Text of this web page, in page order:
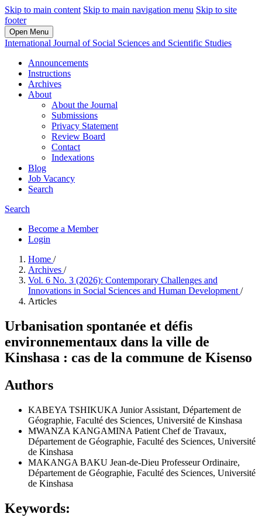
Skip to main content Skip to main navigation menu Skip to site
footer
Open Menu
International Journal of Social Sciences and Scientific Studies
Announcements
Instructions
Archives
About
About the Journal
Submissions
Privacy Statement
Review Board
Contact
Indexations
Blog
Job Vacancy
Search
Search
Become a Member
Login
Home /
Archives /
Vol. 6 No. 3 (2026): Contemporary Challenges and
Innovations in Social Sciences and Human Development /
Articles
Urbanisation spontanée et défis
environnementaux dans la ville de
Kinshasa : cas de la commune de Kisenso
Authors
KABEYA TSHIKUKA JuniorAssistant, Département de
Géographie, Faculté des Sciences, Université de Kinshasa
MWANZA KANGAMINA Patient Chef de Travaux,
Département de Géographie, Faculté des Sciences, Université
de Kinshasa
MAKANGA BAKU Jean-de-Dieu Professeur Ordinaire,
Département de Géographie, Faculté des Sciences, Université
de Kinshasa
Keywords: